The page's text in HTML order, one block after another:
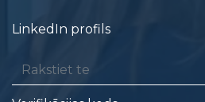
LinkedIn profils